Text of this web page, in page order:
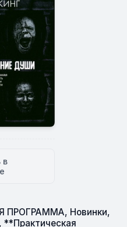
в
ПРОГРАММА, Новинки,
, **Практическая